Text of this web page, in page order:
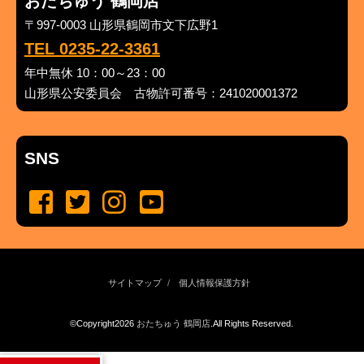
〒997-0003 山形県鶴岡市文下広野1
TEL 0235-22-3361
年中無休 10：00～23：00
山形県公安委員会 古物許可番号：241020001372
SNS
サイトマップ 個人情報保護方針
©Copyright2026 おたちゅう 鶴岡店 .All Rights Reserved.